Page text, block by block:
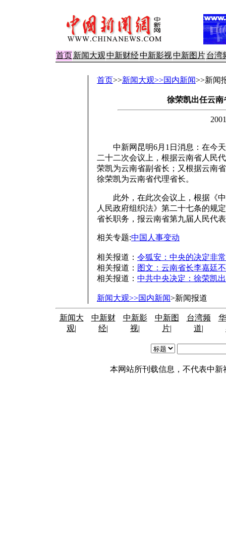
首页新闻大观中新财经中新影视中新图片 台湾
首页>>新闻大观>>国内新闻>>新闻
徐荣凯出任云
中新网昆明6月1日消息：在今天
二十二次会议上，根据云南省人民
荣凯为云南省副省长；又根据云南
徐荣凯为云南省代理省长。
此外，在此次会议上，根据《中
人民政府组织法》第二十七条的规
省长职务，报云南省第九届人民代
相关专题:中国人事变动
相关报道： 令狐安：中央的决定非
相关报道： 图文：云南省长李嘉廷
相关报道： 中共中央决定：徐荣凯
新闻大观>>国内新闻>新闻报道
新闻大
观|
中新财
经|
中新影
视|
中新图
片|
台湾频
道|
本网站所刊载信息，不代表中